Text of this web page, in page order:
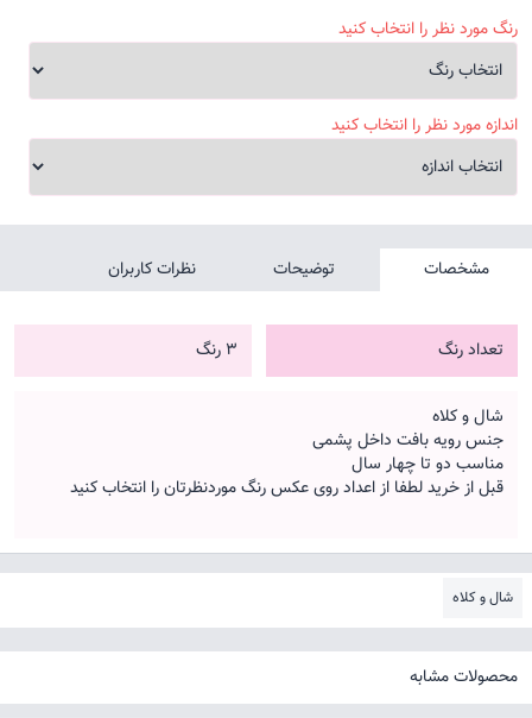
رنگ مورد نظر را انتخاب کنید
اندازه مورد نظر را انتخاب کنید
مشخصات توضیحات نظرات کاربران
تعداد رنگ 3 رنگ
شال و کلاه
جنس رویه بافت داخل پشمی
مناسب دو تا چهار سال
قبل از خرید لطفا از اعداد روی عکس رنگ موردنظرتان را انتخاب کنید
شال و کلاه
محصولات مشابه